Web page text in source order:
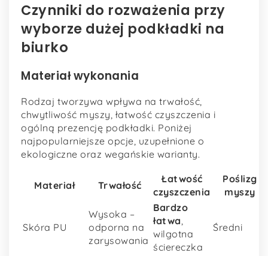
Czynniki do rozważenia przy
wyborze dużej podkładki na
biurko
Materiał wykonania
Rodzaj tworzywa wpływa na trwałość,
chwytliwość myszy, łatwość czyszczenia i
ogólną prezencję podkładki. Poniżej
najpopularniejsze opcje, uzupełnione o
ekologiczne oraz wegańskie warianty.
Materiał Trwałość
Łatwość
czyszczenia
Poślizg
myszy
Skóra PU
Wysoka –
odporna na
zarysowania
Bardzo
łatwa,
wilgotna
ściereczka
Średni